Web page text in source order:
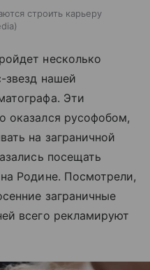
строить карьеру
несколько
звезд нашей
Эти
оказался русофобом,
на заграничной
посещать
Родине. Посмотрели,
заграничные
всего рекламируют